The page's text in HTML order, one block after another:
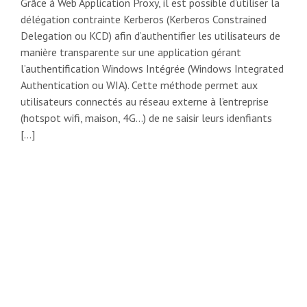
Grâce à Web Application Proxy, il est possible d’utiliser la
délégation contrainte Kerberos (Kerberos Constrained
Delegation ou KCD) afin d’authentifier les utilisateurs de
manière transparente sur une application gérant
l’authentification Windows Intégrée (Windows Integrated
Authentication ou WIA). Cette méthode permet aux
utilisateurs connectés au réseau externe à l’entreprise
(hotspot wifi, maison, 4G…) de ne saisir leurs idenfiants
[…]